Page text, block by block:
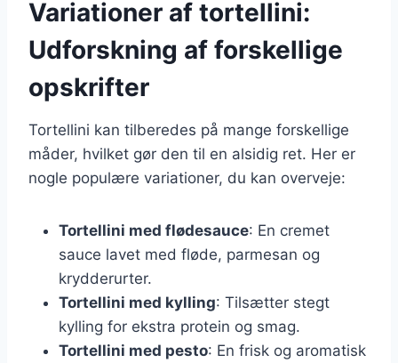
Variationer af tortellini:
Udforskning af forskellige
opskrifter
Tortellini kan tilberedes på mange forskellige
måder, hvilket gør den til en alsidig ret. Her er
nogle populære variationer, du kan overveje:
Tortellini med flødesauce: En cremet
sauce lavet med fløde, parmesan og
krydderurter.
Tortellini med kylling: Tilsætter stegt
kylling for ekstra protein og smag.
Tortellini med pesto: En frisk og aromatisk